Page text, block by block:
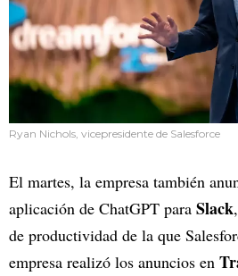
Ryan Nichols, vicepresidente de Salesforce
El martes, la empresa también
aplicación de ChatGPT para Slack
de productividad de la que
empresa realizó los anuncios en